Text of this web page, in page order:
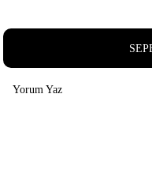
Yorum Yaz